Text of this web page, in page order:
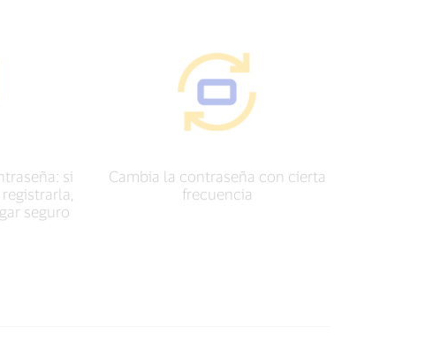
si
seguro
Cambia la contraseña con cierta
frecuencia